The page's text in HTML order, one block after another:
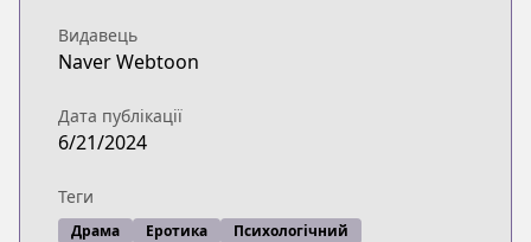
Видавець
Naver Webtoon
Дата публікації
6/21/2024
Теги
Драма Еротика Психологічний